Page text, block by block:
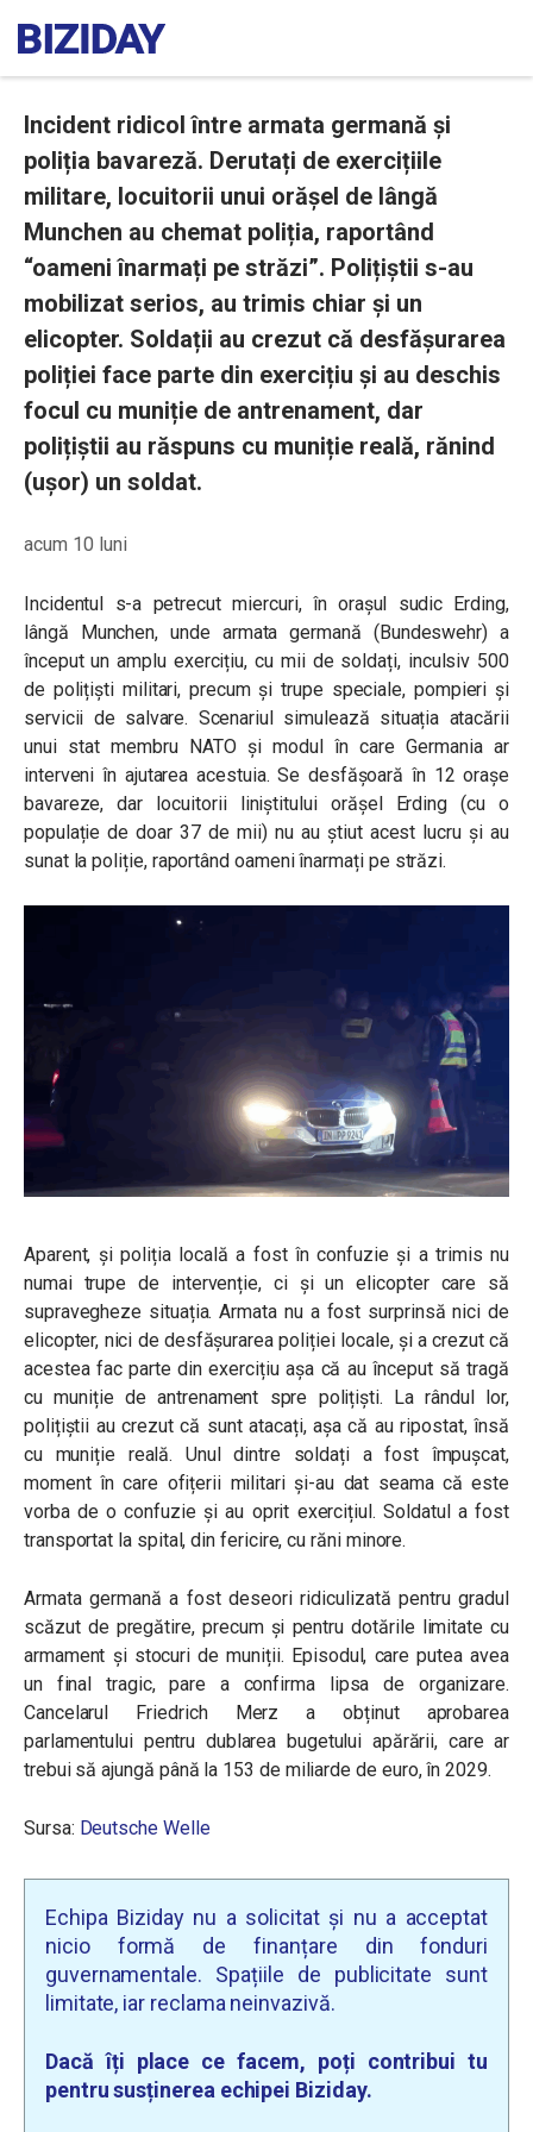
Incident ridicol între armata germană și
poliția bavareză. Derutați de exercițiile
militare, locuitorii unui orășel de lângă
Munchen au chemat poliția, raportând
“oameni înarmați pe străzi”. Polițiștii s-au
mobilizat serios, au trimis chiar și un
elicopter. Soldații au crezut că desfășurarea
poliției face parte din exercițiu și au deschis
focul cu muniție de antrenament, dar
polițiștii au răspuns cu muniție reală, rănind
(ușor) un soldat.
acum 10 luni
Incidentul s-a petrecut miercuri, în orașul sudic Erding,
lângă Munchen, unde armata germană (Bundeswehr) a
început un amplu exercițiu, cu mii de soldați, inculsiv 500
de polițiști militari, precum și trupe speciale, pompieri și
servicii de salvare. Scenariul simulează situația atacării
unui stat membru NATO și modul în care Germania ar
interveni în ajutarea acestuia. Se desfășoară în 12 orașe
bavareze, dar locuitorii liniștitului orășel Erding (cu o
populație de doar 37 de mii) nu au știut acest lucru și au
sunat la poliție, raportând oameni înarmați pe străzi.
Aparent, și poliția locală a fost în confuzie și a trimis nu
numai trupe de intervenție, ci și un elicopter care să
supravegheze situația. Armata nu a fost surprinsă nici de
elicopter, nici de desfășurarea poliției locale, și a crezut că
acestea fac parte din exercițiu așa că au început să tragă
cu muniție de antrenament spre polițiști. La rândul lor,
polițiștii au crezut că sunt atacați, așa că au ripostat, însă
cu muniție reală. Unul dintre soldați a fost împușcat,
moment în care ofițerii militari și-au dat seama că este
vorba de o confuzie și au oprit exercițiul.Soldatul a fost
transportat la spital, din fericire, cu răni minore.
Armata germană a fost deseori ridiculizată pentru gradul
scăzut de pregătire, precum și pentru dotările limitate cu
armament și stocuri de muniții. Episodul, care putea avea
un final tragic, pare a confirma lipsa de organizare.
Cancelarul Friedrich Merz a obținut aprobarea
parlamentului pentru dublarea bugetului apărării, care ar
trebui să ajungă până la 153 de miliarde de euro, în 2029.
Sursa: Deutsche Welle
Echipa Biziday nu a solicitat și nu a acceptat
nicio formă de finanțare din fonduri
guvernamentale. Spațiile de publicitate sunt
limitate, iar reclama neinvazivă.
Dacă îți place ce facem, poți contribui tu
pentru susținerea echipei Biziday.